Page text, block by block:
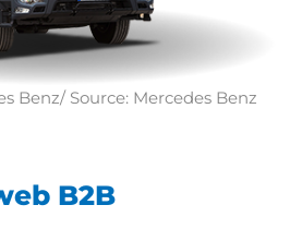
Benz/ Source: Mercedes Benz
B2B